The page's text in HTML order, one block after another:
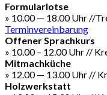
Formularlotse
» 10.00 — 18.00 Uhr //
Terminvereinbarung
Offener Sprachkurs
» 10.00 – 12.00 Uhr //
Mitmachküche
» 12.00 — 13.00 Uhr //
Holzwerkstatt